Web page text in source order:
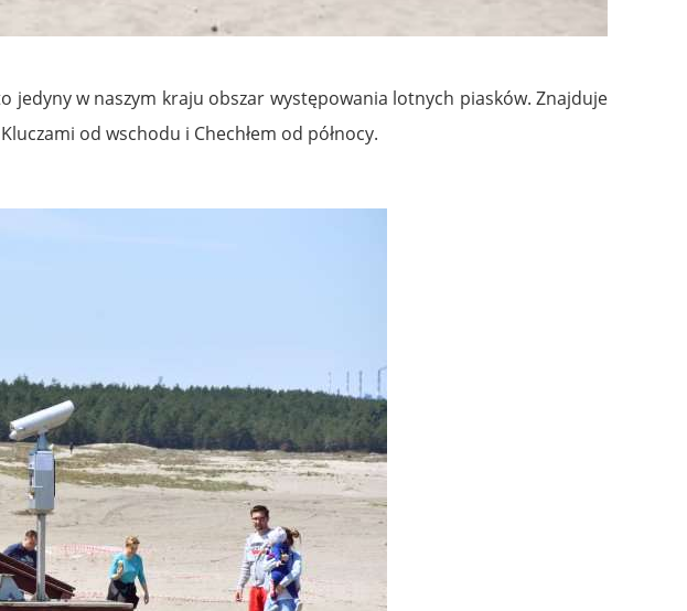
jedyny w naszym kraju obszar występowania lotnych piasków. Znajduje
od wschodu i Chechłem od północy.